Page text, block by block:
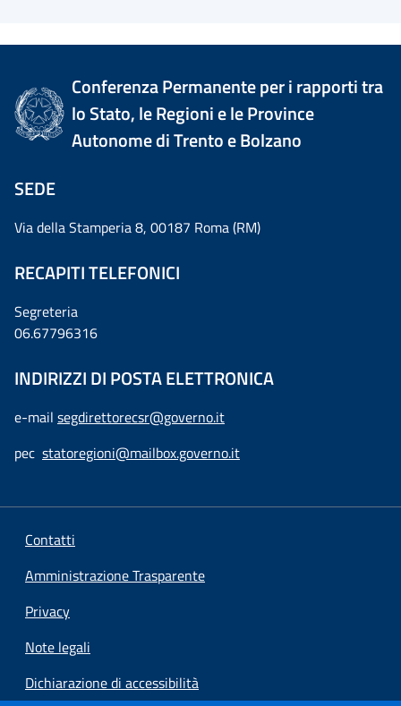
Conferenza Permanente per i rapporti tra
lo Stato, le Regioni e le Province
Autonome di Trento e Bolzano
SEDE
Via della Stamperia 8, 00187 Roma (RM)
RECAPITI TELEFONICI
Segreteria
06.67796316
INDIRIZZI DI POSTA ELETTRONICA
e-mail segdirettorecsr@governo.it
pec statoregioni@mailbox.governo.it
Contatti
Amministrazione Trasparente
Privacy
Note legali
Dichiarazione di accessibilità